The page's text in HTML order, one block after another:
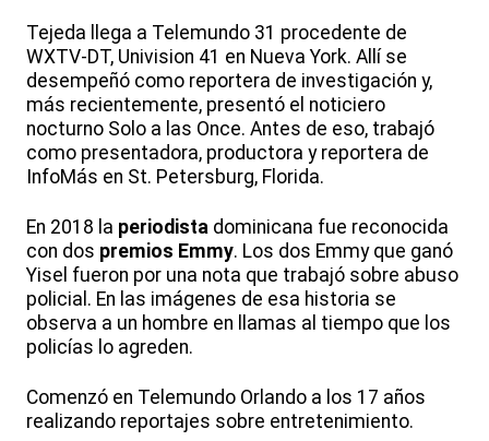
Tejeda llega a Telemundo 31 procedente de
WXTV-DT, Univision 41 en Nueva York. Allí se
desempeñó como reportera de investigación y,
más recientemente, presentó el noticiero
nocturno Solo a las Once. Antes de eso, trabajó
como presentadora, productora y reportera de
InfoMás en St. Petersburg, Florida.
En 2018 la periodista dominicana fue reconocida
con dos premios Emmy. Los dos Emmy que ganó
Yisel fueron por una nota que trabajó sobre abuso
policial. En las imágenes de esa historia se
observa a un hombre en llamas al tiempo que los
policías lo agreden.
Comenzó en Telemundo Orlando a los 17 años
realizando reportajes sobre entretenimiento.